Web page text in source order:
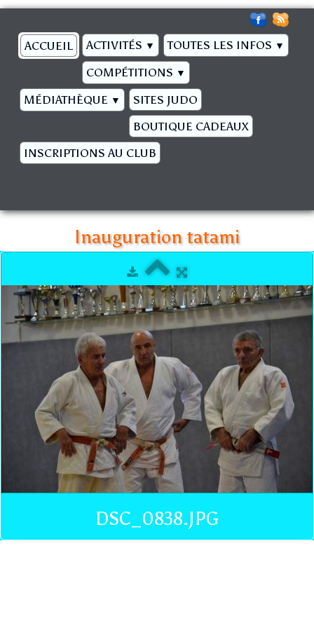
ACCUEIL ACTIVITÉS ▼ TOUTES LES INFOS ▼
COMPÉTITIONS ▼
MÉDIATHÈQUE ▼
SITES JUDO
BOUTIQUE CADEAUX
INSCRIPTIONS AU CLUB
Inauguration tatami
DSC_0838.JPG